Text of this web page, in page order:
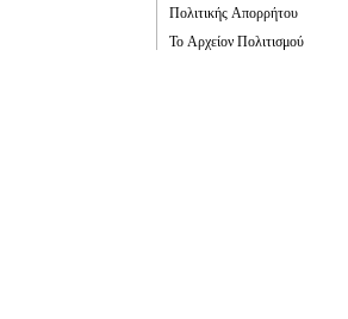
Πολιτικής Απορρήτου
Το Αρχείον Πολιτισμού